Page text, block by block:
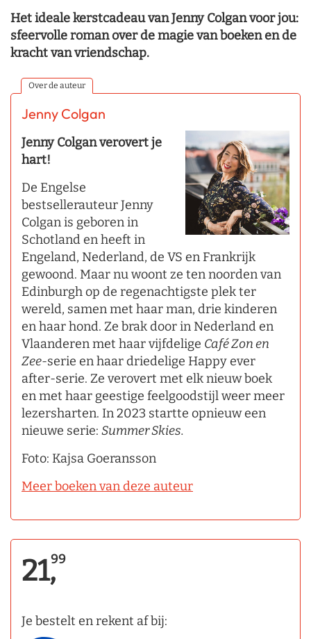
Het ideale kerstcadeau van Jenny Colgan voor jou:
sfeervolle roman over de magie van boeken en de
kracht van vriendschap.
Over de auteur
Jenny Colgan
Jenny Colgan verovert je
hart!
De Engelse
bestsellerauteur Jenny
Colgan is geboren in
Schotland en heeft in
Engeland, Nederland, de VS en Frankrijk
gewoond. Maar nu woont ze ten noorden van
Edinburgh op de regenachtigste plek ter
wereld, samen met haar man, drie kinderen
en haar hond. Ze brak door in Nederland en
Vlaanderen met haar vijfdelige Café Zon en
Zee-serie en haar driedelige Happy ever
after-serie. Ze verovert met elk nieuw boek
en met haar geestige feelgoodstijl weer meer
lezersharten. In 2023 startte opnieuw een
nieuwe serie: Summer Skies.
Foto: Kajsa Goeransson
Meer boeken van deze auteur
21,99
Je bestelt en rekent af bij: